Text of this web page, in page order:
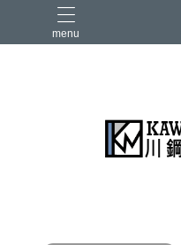
menu
二柱／四柱／農夫架
史密斯／ Cable飛鳥高低拉
槓片／啞鈴／壺鈴